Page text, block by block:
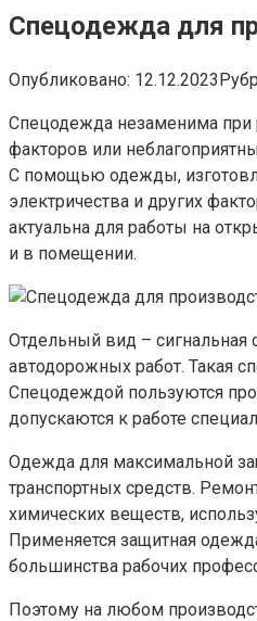
Спецодежда для
Опубликовано: 12.12.2023
Спецодежда незаменима при
факторов или
С помощью одежды,
электричества и других
актуальна для работы на
и в помещении.
Отдельный вид –
автодорожных работ. Такая
Спецодеждой пользуются
допускаются к работе
Одежда для максимальной
транспортных средств.
химических веществ,
Применяется защитная
большинства рабочих
Поэтому на любом